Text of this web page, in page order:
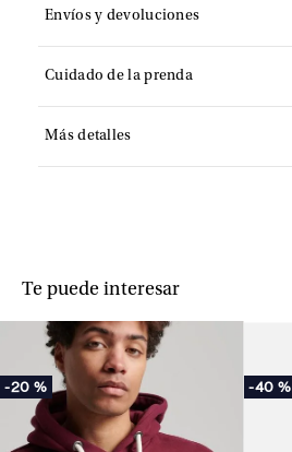
Envíos y devoluciones
Cuidado de la prenda
Más detalles
Te puede interesar
-20 % -40 %